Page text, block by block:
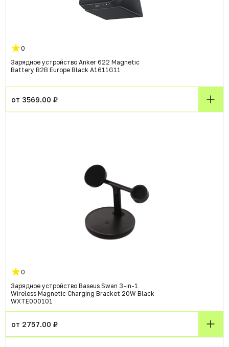
0
Зарядное устройство Anker 622 Magnetic
Battery B2B Europe Black A1611G11
от 3569.00 ₽
0
Зарядное устройство Baseus Swan 3-in-1
Wireless Magnetic Charging Bracket 20W Black
WXTE000101
от 2757.00 ₽